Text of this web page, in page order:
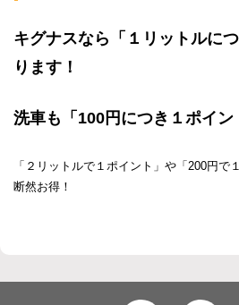
キグナスなら「１リットルに
ります！
洗車も「100円につき１ポイン
「２リットルで１ポイント」や「200円で
断然お得！